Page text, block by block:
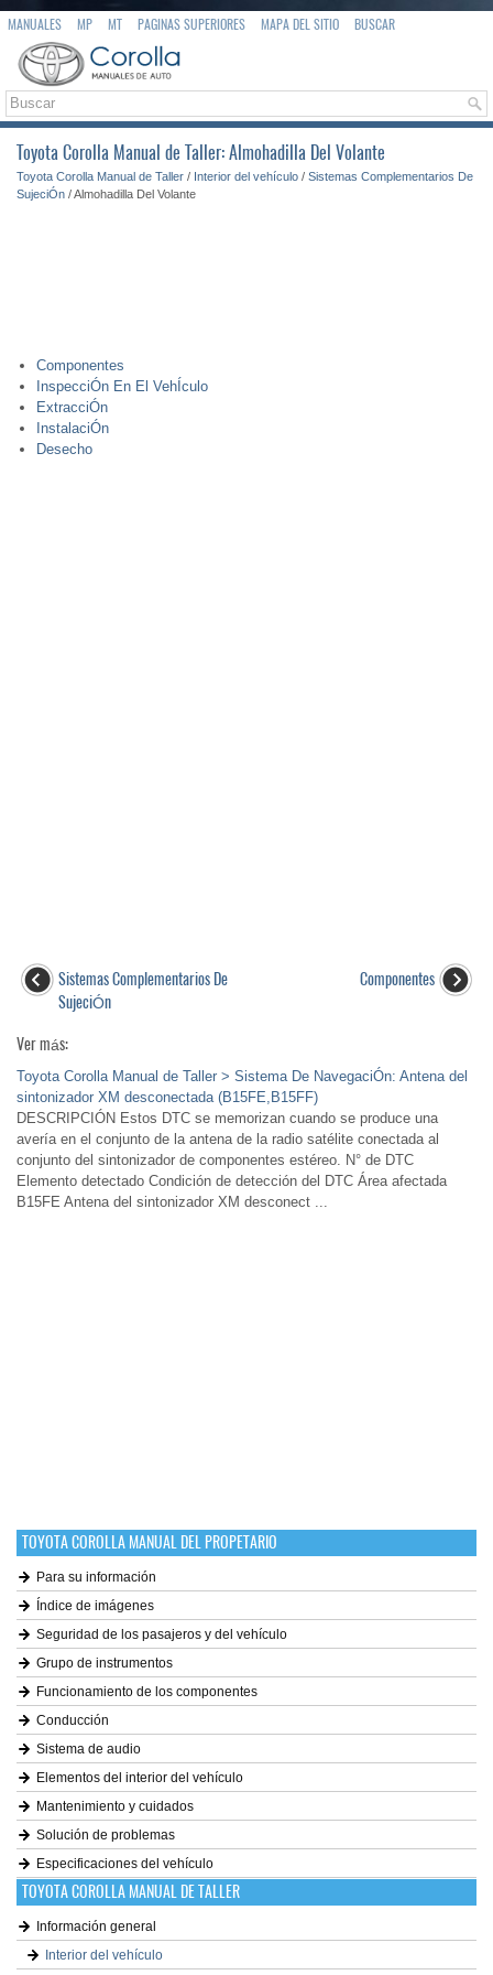
MANUALES MP MT PAGINAS SUPERIORES MAPA DEL SITIO BUSCAR
Toyota Corolla Manual de Taller: Almohadilla Del Volante
Toyota Corolla Manual de Taller / Interior del vehículo / Sistemas Complementarios De
SujeciÓn / Almohadilla Del Volante
Componentes
InspecciÓn En El VehÍculo
ExtracciÓn
InstalaciÓn
Desecho
Sistemas Complementarios De
SujeciÓn
Componentes
Ver más:
Toyota Corolla Manual de Taller > Sistema De NavegaciÓn: Antena del
sintonizador XM desconectada (B15FE,B15FF)
DESCRIPCIÓN Estos DTC se memorizan cuando se produce una
avería en el conjunto de la antena de la radio satélite conectada al
conjunto del sintonizador de componentes estéreo. N° de DTC
Elemento detectado Condición de detección del DTC Área afectada
B15FE Antena del sintonizador XM desconect ...
TOYOTA COROLLA MANUAL DEL PROPETARIO
Para su información
Índice de imágenes
Seguridad de los pasajeros y del vehículo
Grupo de instrumentos
Funcionamiento de los componentes
Conducción
Sistema de audio
Elementos del interior del vehículo
Mantenimiento y cuidados
Solución de problemas
Especificaciones del vehículo
TOYOTA COROLLA MANUAL DE TALLER
Información general
Interior del vehículo